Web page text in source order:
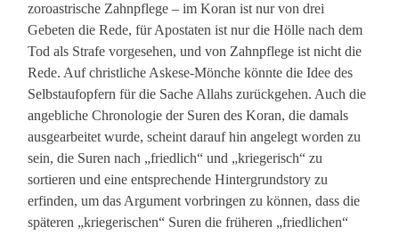
zoroastrische Zahnpflege – im Koran ist nur von drei
Gebeten die Rede, für Apostaten ist nur die Hölle nach dem
Tod als Strafe vorgesehen, und von Zahnpflege ist nicht die
Rede. Auf christliche Askese-Mönche könnte die Idee des
Selbstaufopfern für die Sache Allahs zurückgehen. Auch die
angebliche Chronologie der Suren des Koran, die damals
ausgearbeitet wurde, scheint darauf hin angelegt worden zu
sein, die Suren nach „friedlich“ und „kriegerisch“ zu
sortieren und eine entsprechende Hintergrundstory zu
erfinden, um das Argument vorbringen zu können, dass die
späteren „kriegerischen“ Suren die früheren „friedlichen“